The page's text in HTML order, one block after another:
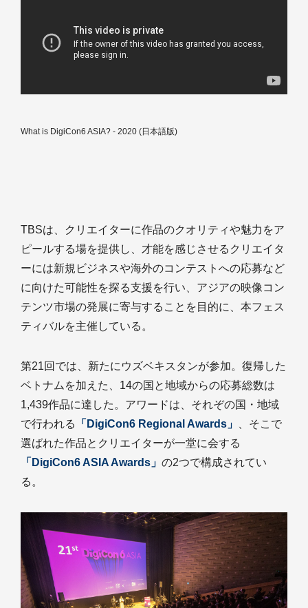
What is DigiCon6 ASIA? - 2020 (日本語版)
TBSは、クリエイターに作品のクオリティや魅力をア
ピールする場を提供し、才能を感じさせるクリエイタ
ーには新規ビジネスや海外のコンテストへの応募など
に向けた可能性を探る支援を行い、アジアの映像コン
テンツ市場の発展に寄与することを目的に、本フェス
ティバルを主催している。
第21回では、新たにウズベキスタンが参加。復帰した
ベトナムを加えた、14の国と地域からの応募総数は
1,439作品に達した。アワードは、それぞの国・地域
で行われる
「DigiCon6 Regional Awards」
、そこで
選ばれた作品とクリエイターが一堂に会する
「DigiCon6 ASIA Awards」 の2つで構成されてい
る。